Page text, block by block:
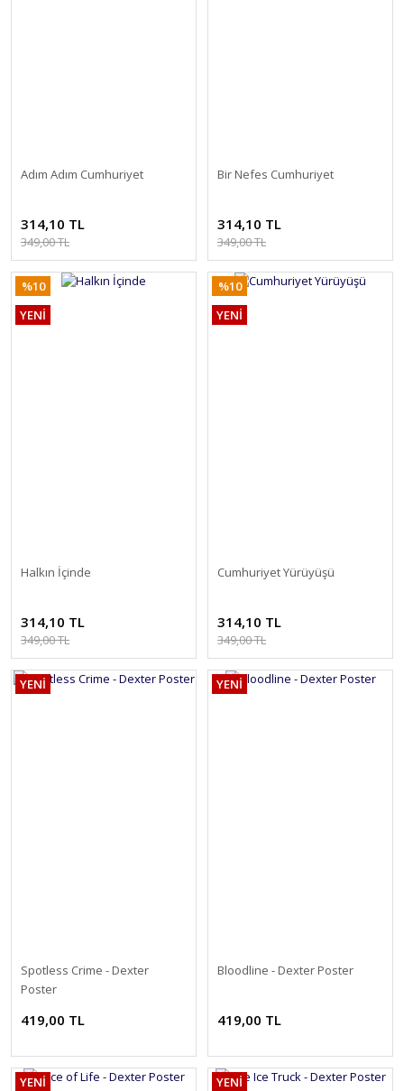
Adım Adım Cumhuriyet
314,10 TL
349,00 TL
Bir Nefes Cumhuriyet
314,10 TL
349,00 TL
%10
YENİ
Halkın İçinde
314,10 TL
349,00 TL
%10
YENİ
Cumhuriyet Yürüyüşü
314,10 TL
349,00 TL
YENİ
Spotless Crime - Dexter
Poster
419,00 TL
YENİ
Bloodline - Dexter Poster
419,00 TL
YENİ YENİ